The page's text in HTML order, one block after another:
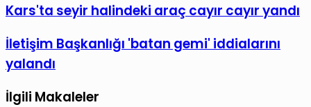
Posta
paylaş
Kars'ta
halindeki
araç
cayır
Kars'ta seyir halindeki araç cayır cayır yandı
İletişim
Başkanlığı
'batan
gemi'
İletişim Başkanlığı 'batan gemi' iddialarını
yalandı
İlgili Makaleler